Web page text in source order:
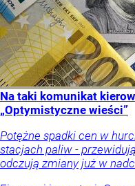
Na taki komunikat
„Optymistyczne wieści”
Potężne spadki cen w
stacjach paliw -
odczują zmiany już w